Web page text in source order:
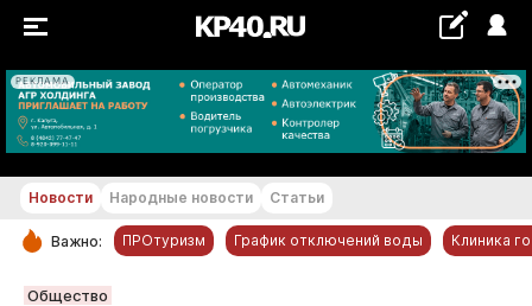
РЕКЛАМА
+19...+20 °С
РУБРИКИ
Новости Народные новости Статьи
Важно: ПРОтуризм График отключений воды Клиника
Общество